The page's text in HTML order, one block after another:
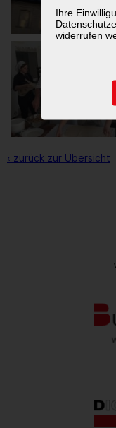
Ihre
widerrufen
‹ zurück zur Übersicht